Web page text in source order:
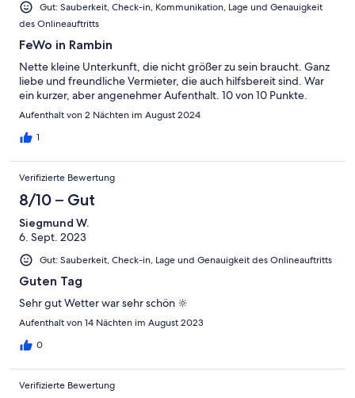
Gut: Sauberkeit, Check-in, Kommunikation, Lage und Genauigkeit
des Onlineauftritts
FeWo in Rambin
Nette kleine Unterkunft, die nicht größer zu sein braucht. Ganz
liebe und freundliche Vermieter, die auch hilfsbereit sind. War
ein kurzer, aber angenehmer Aufenthalt. 10 von 10 Punkte.
Aufenthalt von 2 Nächten im August 2024
1
Verifizierte Bewertung
8/10 – Gut
Siegmund W.
6. Sept. 2023
Gut: Sauberkeit, Check-in, Lage und Genauigkeit des Onlineauftritts
Guten Tag
Sehr gut Wetter war sehr schön 🔆
Aufenthalt von 14 Nächten im August 2023
0
Verifizierte Bewertung